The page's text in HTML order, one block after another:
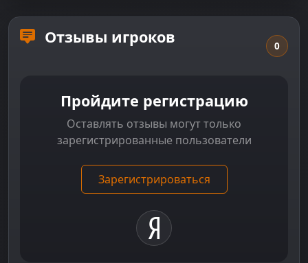
Отзывы игроков 0
Пройдите регистрацию
Оставлять отзывы могут только
зарегистрированные пользователи
Зарегистрироваться